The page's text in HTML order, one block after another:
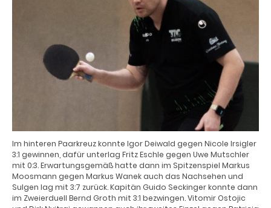
Im hinteren Paarkreuz konnte Igor Deiwald gegen Nicole Irsigler
3:1 gewinnen, dafür unterlag Fritz Eschle gegen Uwe Mutschler
mit 0:3. Erwartungsgemäß hatte dann im Spitzenspiel Markus
Moosmann gegen Markus Wanek auch das Nachsehen und
Sulgen lag mit 3:7 zurück. Kapitän Guido Seckinger konnte dann
im Zweierduell Bernd Groth mit 3:1 bezwingen. Vitomir Ostojic